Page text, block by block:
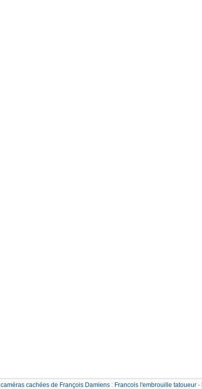
caméras cachées de François Damiens : Francois l'embrouille tatoueur -